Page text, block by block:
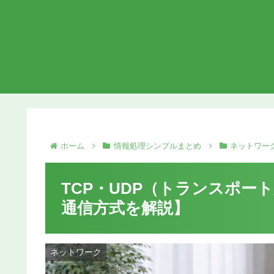
ホーム 情報処理シンプルまとめ ネットワー
TCP・UDP（トランスポー
通信方式を解説】
ネットワーク